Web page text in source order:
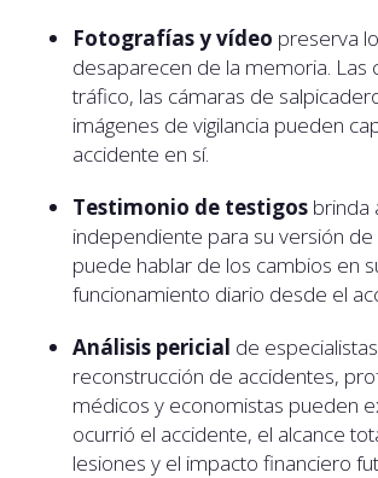
Fotografías y vídeo preserva
desaparecen de la memoria. Las
tráfico, las cámaras de
imágenes de vigilancia pueden
accidente en sí.
Testimonio de testigos brinda
independiente para su versión de
puede hablar de los cambios en
funcionamiento diario desde el
Análisis pericial de
reconstrucción de accidentes,
médicos y economistas pueden
ocurrió el accidente, el alcance
lesiones y el impacto financiero